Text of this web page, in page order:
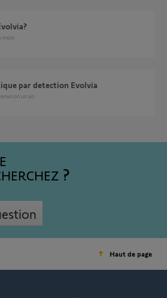
mois
par detection Evolvia
environ un an
Haut de page